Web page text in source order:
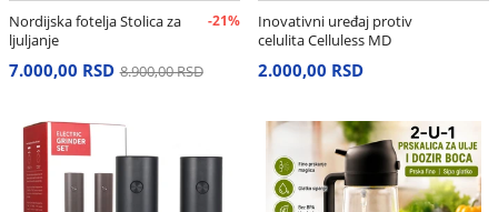
Nordijska fotelja Stolica za
ljuljanje
-21%
7.000,00 RSD 8.900,00 RSD
Inovativni uređaj protiv
celulita Celluless MD
2.000,00 RSD